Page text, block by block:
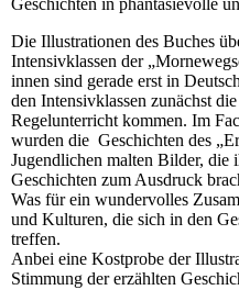
Geschichten in phantasievolle
Die Illustrationen des Buches
Intensivklassen der
innen sind gerade erst in
den Intensivklassen zunächst
Regelunterricht kommen. Im
wurden die Geschichten des
Jugendlichen malten Bilder, die
Geschichten zum Ausdruck
Was für ein wundervolles
und Kulturen, die sich in den
treffen.
Anbei eine Kostprobe der
Stimmung der erzählten